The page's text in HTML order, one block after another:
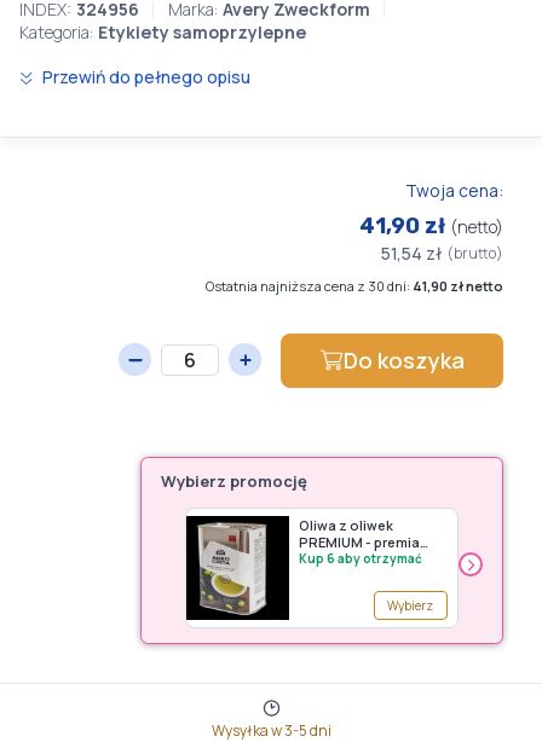
INDEX: 324956 Marka: Avery Zweckform
Kategoria: Etykiety samoprzylepne
Przewiń do pełnego opisu
Twoja cena:
41,90 zł (netto)
51,54 zł (brutto)
Ostatnia najniższa cena z 30 dni: 41,90 zł netto
Do koszyka
Wybierz promocję
Oliwa z oliwek
PREMIUM - premia
Avery Zweckform (do
Kup 6 aby otrzymać
Wybierz
›
Wysyłka w 3-5 dni